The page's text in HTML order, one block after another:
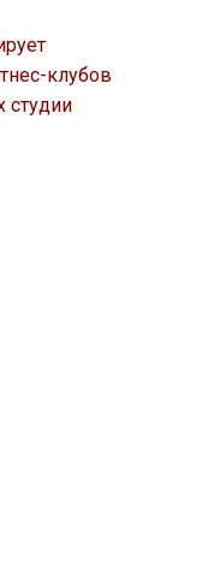
клубов
студии